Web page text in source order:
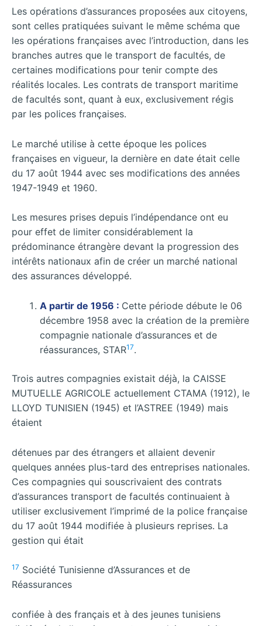
Les opérations d’assurances proposées aux citoyens,
sont celles pratiquées suivant le même schéma que
les opérations françaises avec l’introduction, dans les
branches autres que le transport de facultés, de
certaines modifications pour tenir compte des
réalités locales. Les contrats de transport maritime
de facultés sont, quant à eux, exclusivement régis
par les polices françaises.
Le marché utilise à cette époque les polices
françaises en vigueur, la dernière en date était celle
du 17 août 1944 avec ses modifications des années
1947-1949 et 1960.
Les mesures prises depuis l’indépendance ont eu
pour effet de limiter considérablement la
prédominance étrangère devant la progression des
intérêts nationaux afin de créer un marché national
des assurances développé.
A partir de 1956 : Cette période débute le 06
décembre 1958 avec la création de la première
compagnie nationale d’assurances et de
réassurances, STAR17.
Trois autres compagnies existait déjà, la CAISSE
MUTUELLE AGRICOLE actuellement CTAMA (1912), le
LLOYD TUNISIEN (1945) et l’ASTREE (1949) mais
étaient
détenues par des étrangers et allaient devenir
quelques années plus-tard des entreprises nationales.
Ces compagnies qui souscrivaient des contrats
d’assurances transport de facultés continuaient à
utiliser exclusivement l’imprimé de la police française
du 17 août 1944 modifiée à plusieurs reprises. La
gestion qui était
17 Société Tunisienne d’Assurances et de
Réassurances
confiée à des français et à des jeunes tunisiens